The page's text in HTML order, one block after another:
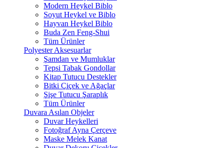
Modern Heykel Biblo
Soyut Heykel ve Biblo
Hayvan Heykel Biblo
Buda Zen Feng-Shui
Tüm Ürünler
Polyester Aksesuarlar
Şamdan ve Mumluklar
Tepsi Tabak Gondollar
Kitap Tutucu Destekler
Bitki Çiçek ve Ağaçlar
Şişe Tutucu Şaraplık
Tüm Ürünler
Duvara Asılan Objeler
Duvar Heykelleri
Fotoğraf Ayna Çerçeve
Maske Melek Kanat